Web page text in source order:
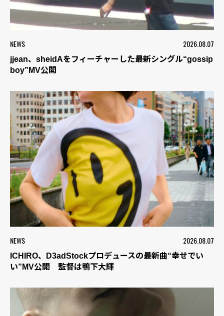
NEWS 2026.08.07
jjean、sheidAをフィーチャーした最新シングル“gossip
boy”MV公開
NEWS 2026.08.07
ICHIRO、D3adStockプロデュースの最新曲“幸せでい
い”MV公開 監督は鴨下大輝